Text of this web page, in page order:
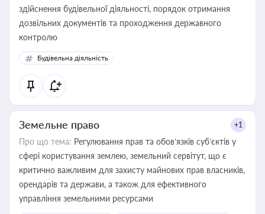
здійснення будівельної діяльності, порядок отримання
дозвільних документів та проходження державного
контролю
Будівельна діяльність
Земельне право +1
Про що тема: Регулювання прав та обов’язків суб’єктів у
сфері користування землею, земельний сервітут, що є
критично важливим для захисту майнових прав власників,
орендарів та держави, а також для ефективного
управління земельними ресурсами